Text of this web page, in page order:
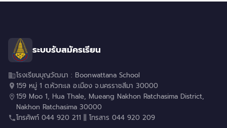
ระบบรับสมัครเรียน
โรงเรียนบุญวัฒนา : Boonwattana School
159 หมู่ 1 ต.หัวทะเล อ.เมือง จ.นครราชสีมา 30000
159 Moo 1, Hua Thale, Mueang Nakhon Ratchasima District,
Nakhon Ratchasima 30000
โทรศัพท์ 044 920 211 || โทรสาร 044 920 209